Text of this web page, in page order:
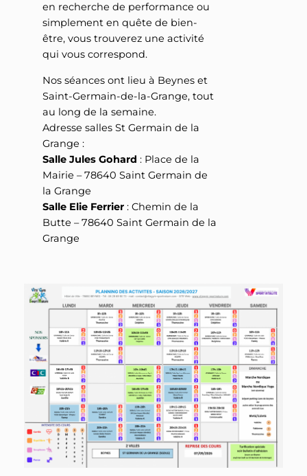
en recherche de performance ou
simplement en quête de bien-
être, vous trouverez une activité
qui vous correspond.
Nos séances ont lieu à Beynes et
Saint-Germain-de-la-Grange, tout
au long de la semaine.
Adresse salles St Germain de la
Grange :
Salle Jules Gohard : Place de la
Mairie – 78640 Saint Germain de
la Grange
Salle Elie Ferrier: Chemin de la
Butte – 78640 Saint Germain de la
Grange